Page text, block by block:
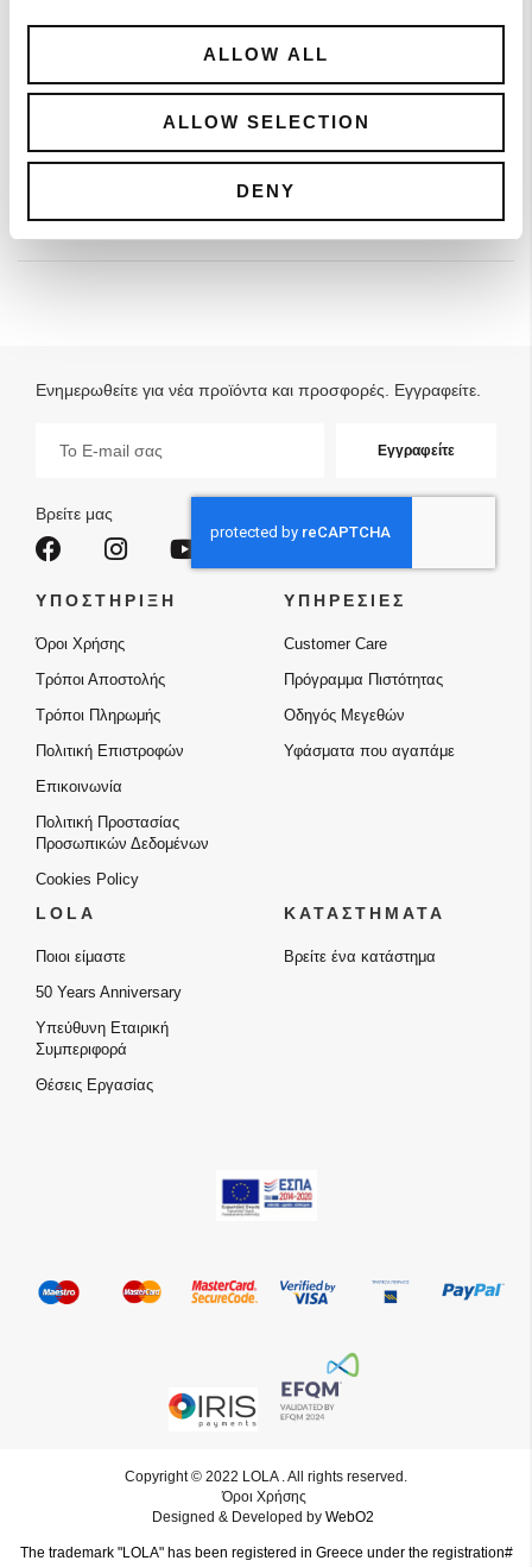
ALLOW ALL
ALLOW SELECTION
DENY
Pima Cotton Classic T- Shirt
69,00 €
- 40%
41,40 €
Ενημερωθείτε για νέα προϊόντα και προσφορές. Εγγραφείτε.
Δελτίο:
Εγγραφείτε
Βρείτε μας
ΥΠΟΣΤΗΡΙΞΗ
Όροι Χρήσης
Τρόποι Αποστολής
Τρόποι Πληρωμής
Πολιτική Επιστροφών
Επικοινωνία
Πολιτική Προστασίας
Προσωπικών Δεδομένων
Cookies Policy
ΥΠΗΡΕΣΙΕΣ
Customer Care
Πρόγραμμα Πιστότητας
Οδηγός Μεγεθών
Υφάσματα που αγαπάμε
LOLA
Ποιοι είμαστε
50 Years Anniversary
Υπεύθυνη Εταιρική
Συμπεριφορά
Θέσεις Εργασίας
ΚΑΤΑΣΤΗΜΑΤΑ
Βρείτε ένα κατάστημα
Copyright © 2022 LOLA . All rights reserved.
Όροι Χρήσης
Designed & Developed by WebO2
The trademark "LOLA" has been registered in Greece under the registration#